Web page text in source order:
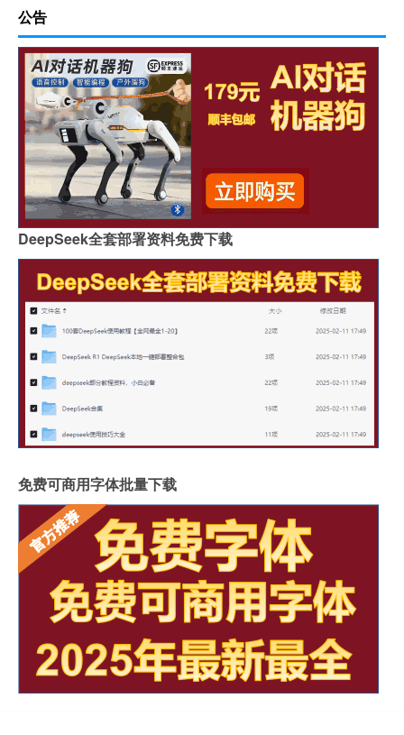
公告
DeepSeek全套部署资料免费下载
免费可商用字体批量下载